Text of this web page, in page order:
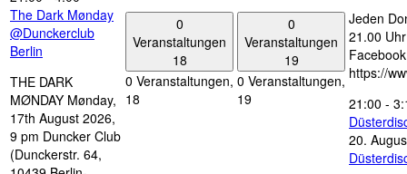
The Dark Mønday
@Dunckerclub
Berlin
THE DARK
MØNDAY Mønday,
17th August 2026,
9 pm Duncker Club
(Dunckerstr. 64,
0
Veranstaltungen
18
0 Veranstaltungen,
18
0
Veranstaltungen
19
0 Veranstaltungen,
19
Jeden
21.00
https://
21:00 -
20.